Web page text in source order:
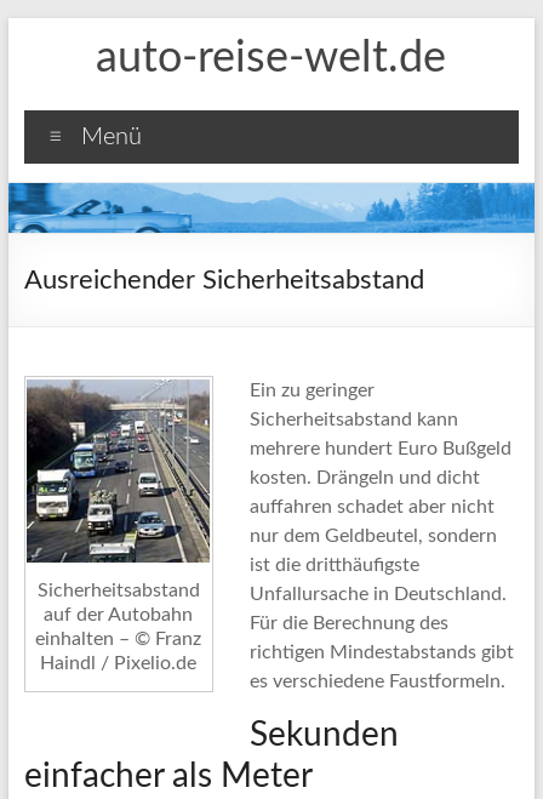
auto-reise-welt.de
Menü
Ausreichender Sicherheitsabstand
Sicherheitsabstand
auf der Autobahn
einhalten – © Franz
Haindl / Pixelio.de
Ein zu geringer
Sicherheitsabstand kann
mehrere hundert Euro Bußgeld
kosten. Drängeln und dicht
auffahren schadet aber nicht
nur dem Geldbeutel, sondern
ist die dritthäufigste
Unfallursache in Deutschland.
Für die Berechnung des
richtigen Mindestabstands gibt
es verschiedene Faustformeln.
Sekunden
einfacher als Meter